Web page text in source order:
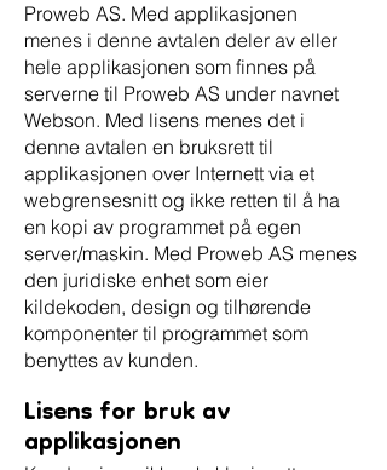
Proweb AS. Med applikasjonen
menes i denne avtalen deler av eller
hele applikasjonen som finnes på
serverne til Proweb AS under navnet
Webson. Med lisens menes det i
denne avtalen en bruksrett til
applikasjonen over Internett via et
webgrensesnitt og ikke retten til å ha
en kopi av programmet på egen
server/maskin. Med Proweb AS menes
den juridiske enhet som eier
kildekoden, design og tilhørende
komponenter til programmet som
benyttes av kunden.
Lisens for bruk av
applikasjonen